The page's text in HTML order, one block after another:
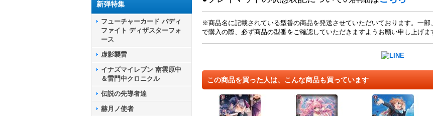
新弾特集
フューチャーカード バディ
ファイト ディザスターフォ
ース
虚影襲雷
イナズマイレブン 南雲原中
＆雷門中クロニクル
伝説の先導者達
赫月ノ使者
※商品名に記載されている型番の商品を発送させていただいております。一
で購入の際、必ず商品の型番をご確認していただきますようお願い申し上げま
この商品を買った人は、こんな商品も買っています